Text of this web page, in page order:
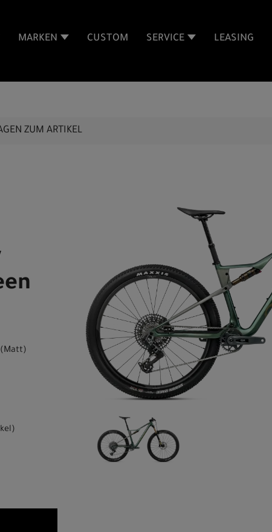
MARKEN CUSTOM SERVICE LEASING
ZUM ARTIKEL
(Matt)
)